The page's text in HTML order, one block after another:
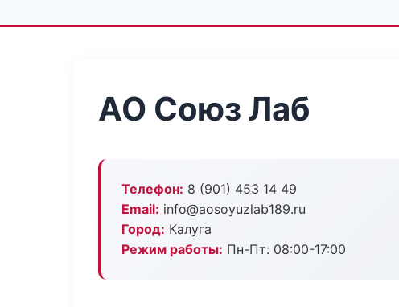
АО Союз Лаб
Телефон: 8 (901) 453 14 49
Email: info@aosoyuzlab189.ru
Город: Калуга
Режим работы: Пн-Пт: 08:00-17:00